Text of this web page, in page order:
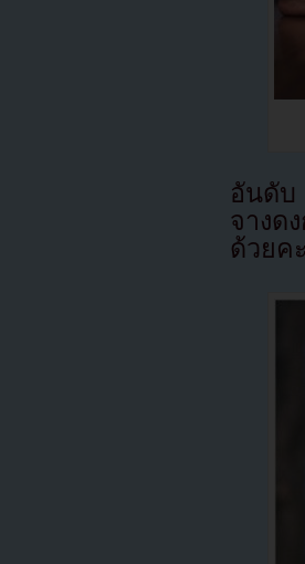
อันดับ
จางด
ด้วยค